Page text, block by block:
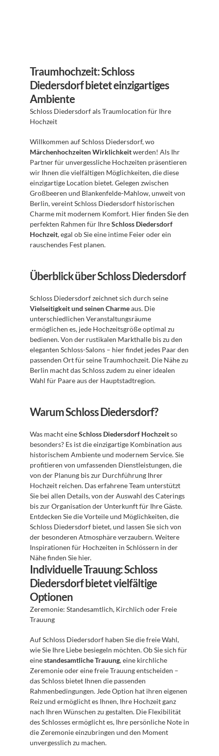
Traumhochzeit: Schloss
Diedersdorf bietet einzigartiges
Ambiente
Schloss Diedersdorf als Traumlocation für Ihre
Hochzeit
Märchenhochzeiten Wirklichkeit werden! Als Ihr
Partner für unvergessliche Hochzeiten präsentieren
wir Ihnen die vielfältigen Möglichkeiten, die diese
einzigartige Location bietet. Gelegen zwischen
Großbeeren und Blankenfelde-Mahlow, unweit von
Berlin, vereint Schloss Diedersdorf historischen
Charme mit modernem Komfort. Hier finden Sie den
perfekten Rahmen für Ihre Schloss Diedersdorf
Hochzeit, egal ob Sie eine intime Feier oder ein
rauschendes Fest planen.
Überblick über Schloss Diedersdorf
Vielseitigkeit und seinen Charme aus. Die
unterschiedlichen Veranstaltungsräume
ermöglichen es, jede Hochzeitsgröße optimal zu
bedienen. Von der rustikalen Markthalle bis zu den
eleganten Schloss-Salons – hier findet jedes Paar den
passenden Ort für seine Traumhochzeit. Die Nähe zu
Berlin macht das Schloss zudem zu einer idealen
Wahl für Paare aus der Hauptstadtregion.
Warum Schloss Diedersdorf?
Was macht eine Schloss Diedersdorf Hochzeit so
besonders? Es ist die einzigartige Kombination aus
historischem Ambiente und modernem Service. Sie
profitieren von umfassenden Dienstleistungen, die
von der Planung bis zur Durchführung Ihrer
Hochzeit reichen. Das erfahrene Team unterstützt
Sie bei allen Details, von der Auswahl des Caterings
bis zur Organisation der Unterkunft für Ihre Gäste.
Entdecken Sie die Vorteile und Möglichkeiten, die
Schloss Diedersdorf bietet, und lassen Sie sich von
der besonderen Atmosphäre verzaubern. Weitere
Inspirationen für Hochzeiten in Schlössern in der
Nähe finden Sie hier.
Individuelle Trauung: Schloss
Diedersdorf bietet vielfältige
Optionen
Zeremonie: Standesamtlich, Kirchlich oder Freie
Trauung
Auf Schloss Diedersdorf haben Sie die freie Wahl,
wie Sie Ihre Liebe besiegeln möchten. Ob Sie sich für
eine standesamtliche Trauung, eine kirchliche
Zeremonie oder eine freie Trauung entscheiden –
das Schloss bietet Ihnen die passenden
Rahmenbedingungen. Jede Option hat ihren eigenen
Reiz und ermöglicht es Ihnen, Ihre Hochzeit ganz
nach Ihren Wünschen zu gestalten. Die Flexibilität
des Schlosses ermöglicht es, Ihre persönliche Note in
die Zeremonie einzubringen und den Moment
unvergesslich zu machen.